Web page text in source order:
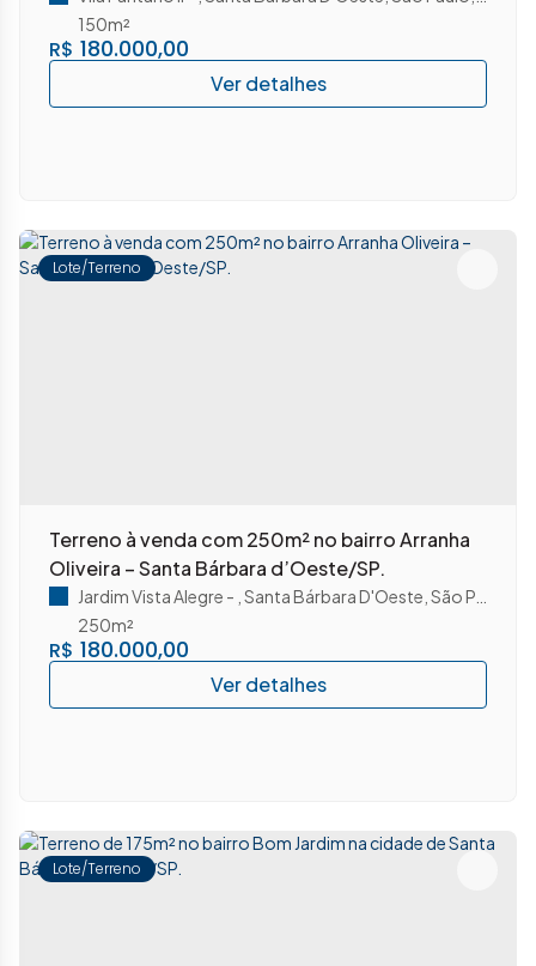
R$ 180.000,00
150m²
Lote/Terreno
Terreno à venda com 250m² no bairro Arranha
Oliveira – Santa Bárbara d’Oeste/SP.
R$ 180.000,00
Jardim Vista Alegre Santa Bárbara D'Oeste São Paulo
250m²
Lote/Terreno